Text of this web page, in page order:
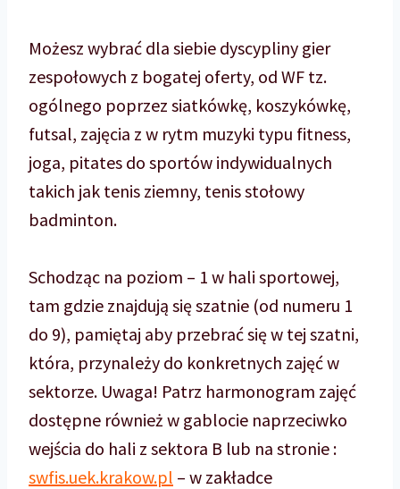
Możesz wybrać dla siebie dyscypliny gier
zespołowych z bogatej oferty, od WF tz.
ogólnego poprzez siatkówkę, koszykówkę,
futsal, zajęcia z w rytm muzyki typu fitness,
joga, pitates do sportów indywidualnych
takich jak tenis ziemny, tenis stołowy
badminton.
Schodząc na poziom – 1 w hali sportowej,
tam gdzie znajdują się szatnie (od numeru 1
do 9), pamiętaj aby przebrać się w tej szatni,
która, przynależy do konkretnych zajęć w
sektorze. Uwaga! Patrz harmonogram zajęć
dostępne również w gablocie naprzeciwko
wejścia do hali z sektora B lub na stronie :
swfis.uek.krakow.pl – w zakładce